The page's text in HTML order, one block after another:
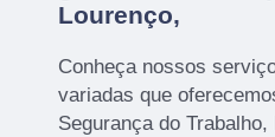
Lourenço,
Conheça nossos
variadas que
Segurança do